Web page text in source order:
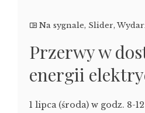
Na sygnale, Slider,
Przerwy w
energii
1 lipca (środa) w godz. 8-